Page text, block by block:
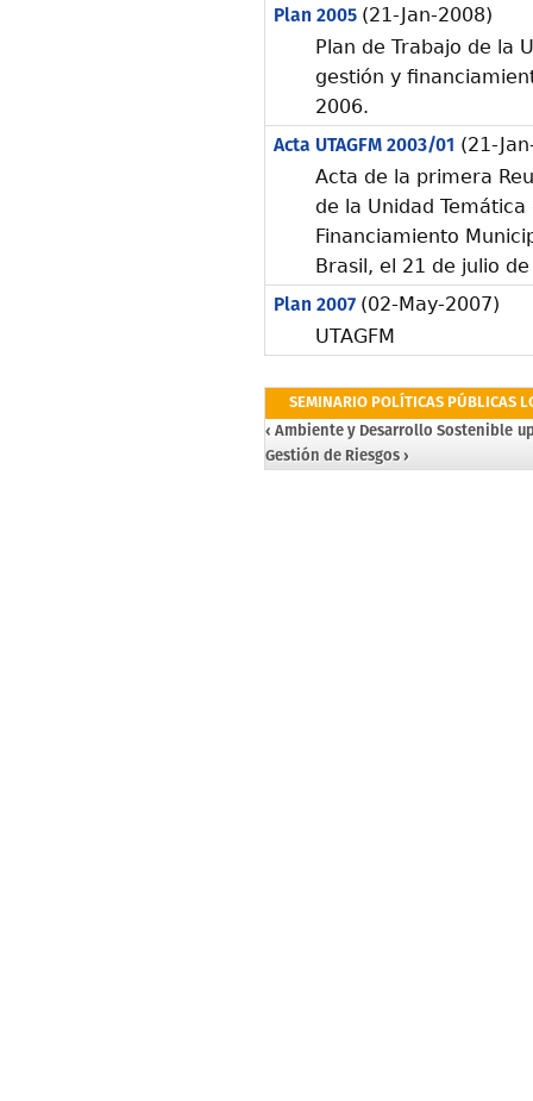
Plan 2005 (21-Jan-2008)
Plan de Trabajo de la
gestión y
2006.
Acta UTAGFM 2003/01 (21-
Acta de la primera
de la Unidad
Financiamiento
Brasil, el 21 de julio
Plan 2007 (02-May-2007)
UTAGFM
SEMINARIO POLÍTICAS PÚBLICAS
‹ Ambiente y Desarrollo Sostenible
Gestión de Riesgos ›